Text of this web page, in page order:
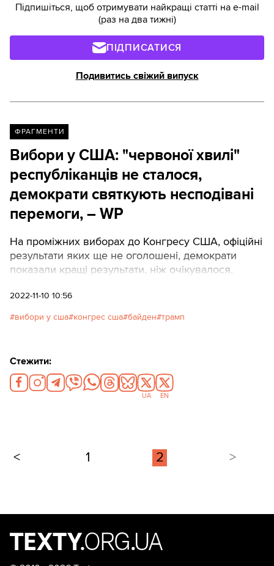
Підпишіться, щоб отримувати найкращі статті на e-mail
(раз на два тижні)
ПІДПИСАТИСЯ
Подивитись свіжий випуск
ФРАГМЕНТИ
Вибори у США: "червоної хвилі"
республіканців не сталося,
демократи святкують несподівані
перемоги, – WP
На проміжних виборах до Конгресу США, офіційні
результати яких ще не оголошені, демократи
показали кращі результати, ніж очікувалося.
2022-11-10 10:56
вибори у сша конгрес сша байден трамп
Стежити:
UA EN
< 1 2 >